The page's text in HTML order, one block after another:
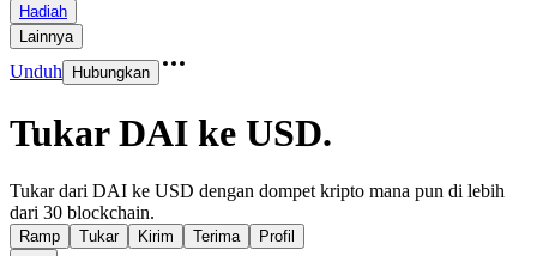
Hadiah
Lainnya
Unduh Hubungkan
Tukar DAI ke USD.
Tukar dari DAI ke USD dengan dompet kripto mana pun di lebih
dari 30 blockchain.
Ramp Tukar Kirim Terima Profil